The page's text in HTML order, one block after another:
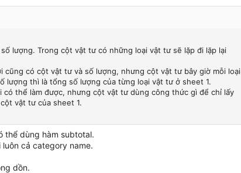
lượng. Trong cột vật tư có những loại vật tư sẽ lặp đi lặp lại
cũng có cột vật tư và số lượng, nhưng cột vật tư bây giờ mỗi loại
lượng thì là tổng số lượng của từng loại vật tư ở sheet 1.
thể làm được, nhưng cột vật tư dùng công thức gì để chỉ lấy
vật tư của sheet 1.
thể dùng hàm subtotal.
cả category name.
dồn.